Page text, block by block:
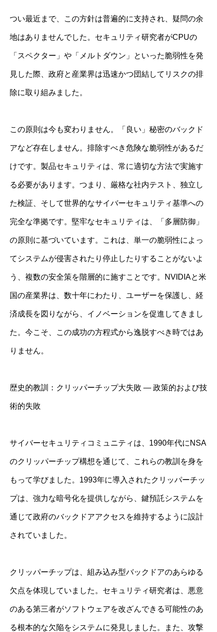
つい最近まで、この方針は普遍的に支持され、疑問の余
地はありませんでした。セキュリティ研究者がCPUの
「スペクター」や「メルトダウン」といった脆弱性を発
見した際、政府と産業界は迅速かつ団結してリスクの排
除に取り組みました。
この原則は今も変わりません。「良い」秘密のバックド
アなど存在しません。排除すべき危険な脆弱性があるだ
けです。製品セキュリティは、常に適切な方法で実施す
る必要があります。つまり、厳格な社内テスト、独立し
た検証、そして世界的なサイバーセキュリティ基準への
完全な準拠です。堅牢なセキュリティは、「多層防御」
の原則に基づいています。これは、単一の脆弱性によっ
てシステムが侵害されたり停止したりすることがないよ
う、複数の安全策を階層的に施すことです。NVIDIAと米
国の産業界は、数十年にわたり、ユーザーを保護し、経
済成長を図りながら、イノベーションを促進してきまし
た。今こそ、この成功の方程式から逸脱すべき時ではあ
りません。
歴史的教訓：クリッパーチップ大失敗 ― 政策的および技
術的失敗
サイバーセキュリティコミュニティは、1990年代にNSA
のクリッパーチップ構想を通じて、これらの教訓を身を
もって学びました。1993年に導入されたクリッパーチッ
プは、強力な暗号化を提供しながら、鍵預託システムを
通じて政府のバックドアアクセスを維持するように設計
されていました。
クリッパーチップは、組み込み型バックドアのあらゆる
欠点を体現していました。セキュリティ研究者は、悪意
のある第三者がソフトウェアを改ざんできる可能性のあ
る根本的な欠陥をシステムに発見しました。また、攻撃